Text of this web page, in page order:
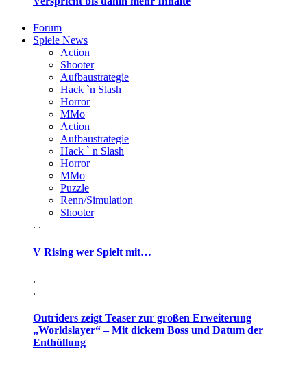
Forum
Spiele News
Action
Shooter
Aufbaustrategie
Hack `n Slash
Horror
MMo
Action
Aufbaustrategie
Hack ` n Slash
Horror
MMo
Puzzle
Renn/Simulation
Shooter
. .
V Rising wer Spielt mit…
.
.
Outriders zeigt Teaser zur großen Erweiterung
„Worldslayer“ – Mit dickem Boss und Datum der
Enthüllung